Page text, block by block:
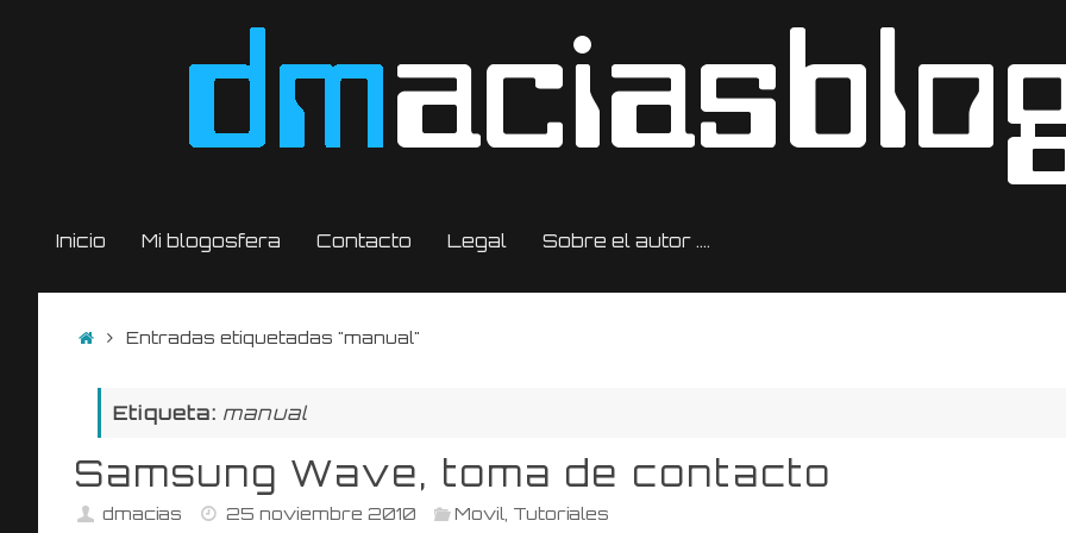
Inicio Mi blogosfera Contacto Legal Sobre el autor ….
InicioEntradas etiquetadas "manual"
Etiqueta: manual
Samsung Wave, toma de contacto
dmacias 25 noviembre 2010 Movil Tutoriales